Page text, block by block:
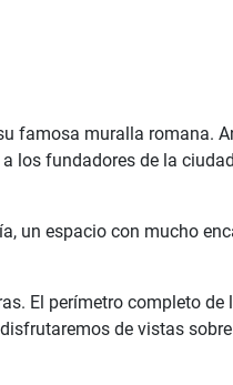
famosa muralla romana.
los fundadores de la
un espacio con mucho
El perímetro completo
de vistas